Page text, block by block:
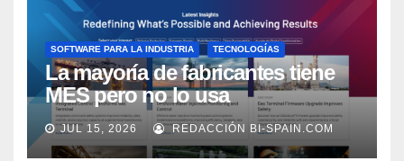
SOFTWARE PARA LA INDUSTRIA TECNOLOGÍAS
La mayoría de fabricantes tiene
MES pero no lo usa
adecuadamente, según Rockwell
Automation
JUL 15, 2026 REDACCIÓN BI-SPAIN.COM